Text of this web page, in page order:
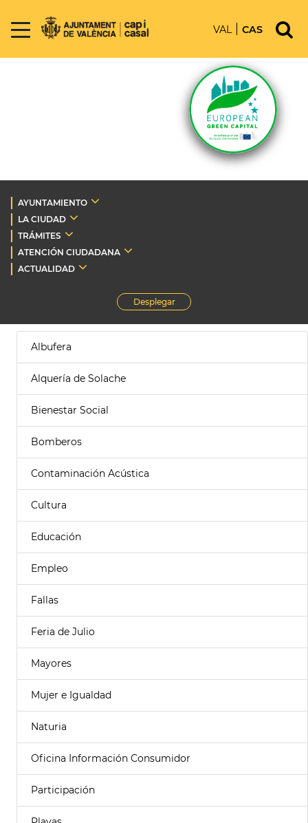
VAL CAS
AYUNTAMIENTO
LA CIUDAD
TRÁMITES
ATENCIÓN CIUDADANA
ACTUALIDAD
Desplegar
Albufera
Alquería de Solache
Bienestar Social
Bomberos
Contaminación Acústica
Cultura
Educación
Empleo
Fallas
Feria de Julio
Mayores
Mujer e Igualdad
Naturia
Oficina Información Consumidor
Participación